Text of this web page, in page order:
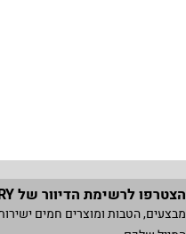
הצטרפו לרשימת הדיוור של IVORY
מבצעים, הטבות ומוצרים חמים